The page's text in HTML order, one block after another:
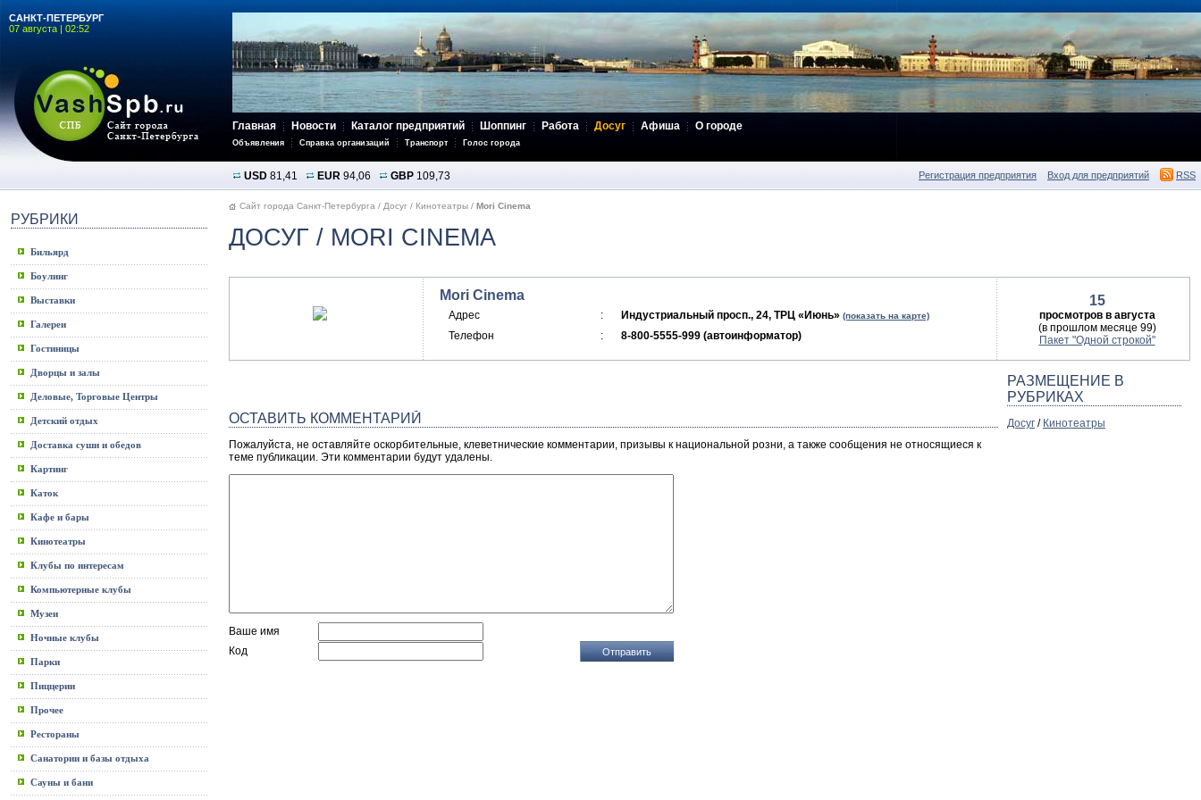
САНКТ-ПЕТЕРБУРГ
07 августа | 02:52
Главная Новости Каталог предприятий Шоппинг Работа Досуг Афиша О городе
Объявления Справка организаций Транспорт Голос города
USD 81,41 EUR 94,06 GBP 109,73 Регистрация предприятия Вход для предприятий RSS
РУБРИКИ
Бильярд
Боулинг
Выставки
Галереи
Гостиницы
Дворцы и залы
Деловые, Торговые Центры
Детский отдых
Доставка суши и обедов
Картинг
Каток
Кафе и бары
Кинотеатры
Клубы по интересам
Компьютерные клубы
Музеи
Ночные клубы
Парки
Пиццерии
Прочее
Рестораны
Санатории и базы отдыха
Сауны и бани
Сайт города Санкт-Петербурга / Досуг / Кинотеатры / Mori Cinema
ДОСУГ / MORI CINEMA
Mori Cinema
Адрес : Индустриальный просп., 24, ТРЦ «Июнь» (показать на карте)
Телефон : 8-800-5555-999 (автоинформатор)
15
просмотров в августа
(в прошлом месяце 99)
Пакет "Одной строкой"
ОСТАВИТЬ КОММЕНТАРИЙ
Пожалуйста, не оставляйте оскорбительные, клеветнические комментарии, призывы к национальной розни, а также сообщения не относящиеся к
теме публикации. Эти комментарии будут удалены.
Ваше имя
Код
РАЗМЕЩЕНИЕ В
РУБРИКАХ
Досуг / Кинотеатры